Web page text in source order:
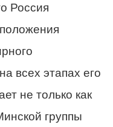
Россия
всех этапах его
не только как
группы